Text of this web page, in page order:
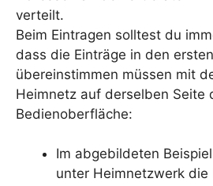
verteilt.
Beim Eintragen solltest du
dass die Einträge in den
übereinstimmen müssen mit
Heimnetz auf derselben Seite
Bedienoberfläche:
Im abgebildeten
unter Heimnetzwerk die